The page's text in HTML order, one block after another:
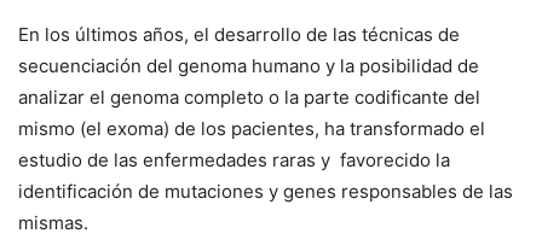
En los últimos años, el desarrollo de las técnicas de
secuenciación del genoma humano y la posibilidad de
analizar el genoma completo o la parte codificante del
mismo (el exoma) de los pacientes, ha transformado el
estudio de las enfermedades raras y favorecido la
identificación de mutaciones y genes responsables de las
mismas.